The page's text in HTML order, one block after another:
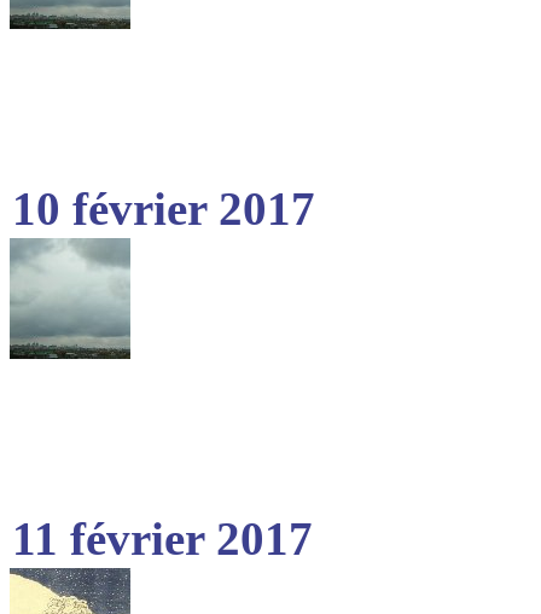
10 février 2017
11 février 2017